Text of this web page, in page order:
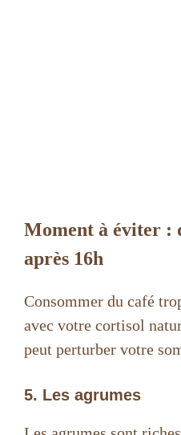
Moment à éviter :
après 16h
Consommer du café
avec votre cortisol
peut perturber votre
5. Les agrumes